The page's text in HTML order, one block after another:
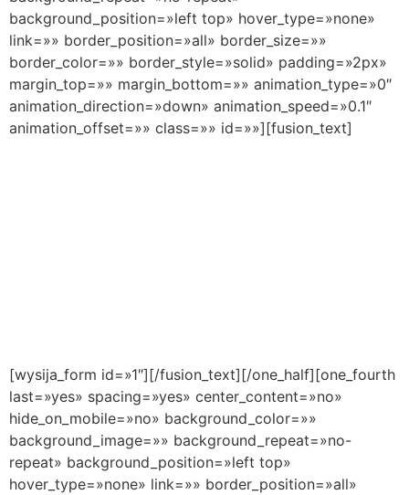
background_position=»left top» hover_type=»none»
link=»» border_position=»all» border_size=»»
border_color=»» border_style=»solid» padding=»2px»
margin_top=»» margin_bottom=»» animation_type=»0″
animation_direction=»down» animation_speed=»0.1″
animation_offset=»» class=»» id=»»][fusion_text]
[wysija_form id=»1″][/fusion_text][/one_half][one_fourth
last=»yes» spacing=»yes» center_content=»no»
hide_on_mobile=»no» background_color=»»
background_image=»» background_repeat=»no-
repeat» background_position=»left top»
hover_type=»none» link=»» border_position=»all»